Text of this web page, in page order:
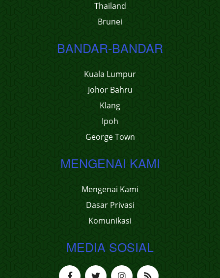
Thailand
Brunei
BANDAR-BANDAR
Kuala Lumpur
Johor Bahru
Klang
Ipoh
George Town
MENGENAI KAMI
Mengenai Kami
Dasar Privasi
Komunikasi
MEDIA SOSIAL